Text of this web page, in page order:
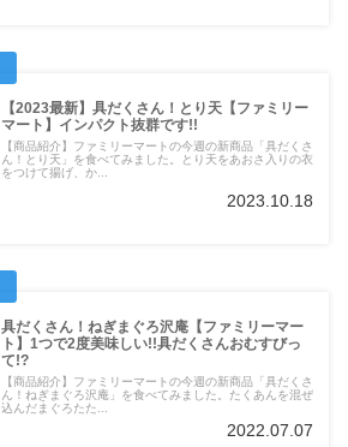
【2023最新】具だくさん！とり天【ファミリー
マート】インパクト抜群です!!
【商品紹介】ファミリーマートの今週の新商品「具だくさ
ん！とり天」を食べてみました。とり天をあおさ入りの衣
をつけて揚げ、か...
2023.10.18
具だくさん！ねぎまぐろ沢庵【ファミリーマー
ト】1つで2度美味しい!!具だくさんおむすびっ
て!?
【商品紹介】ファミリーマートの今週の新商品「具だくさ
ん！ねぎまぐろ沢庵」を食べてみました。たくあんを混ぜ
込んだまぐろたた...
2022.07.07